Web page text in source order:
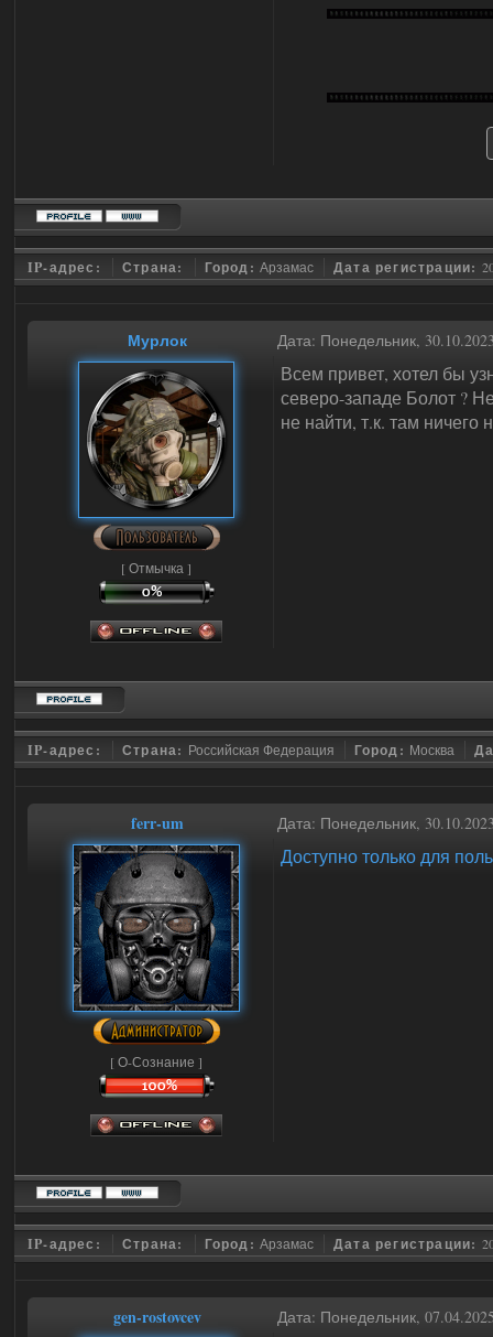
IP-адрес: Страна: Город:Арзамас Дата регистрации:
Мурлок Дата: Понедельник,
[ Отмычка ]
Всем привет, хотел бы
северо-западе Болот ?
не найти, т.к. там ничего
IP-адрес: Страна: Российская Федерация Город: Москва
ferr-um Дата: Понедельник,
[ О-Сознание ]
Доступно только для
IP-адрес: Страна: Город:Арзамас Дата регистрации:
gen-rostovcev Дата: Понедельник,